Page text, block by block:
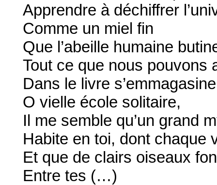
Apprendre à déchiffrer
Comme un miel fin
Que l’abeille humaine
Tout ce que nous pouvons
Dans le livre
O vielle école solitaire,
Il me semble qu’un grand
Habite en toi, dont chaque
Et que de clairs oiseaux
Entre tes (…)